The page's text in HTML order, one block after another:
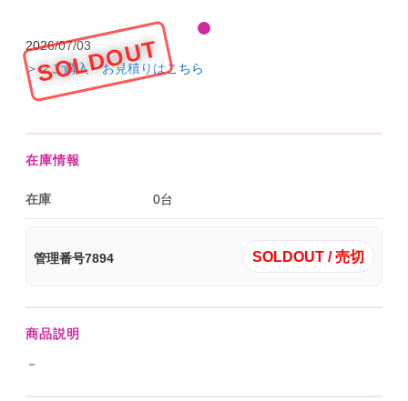
SOLDOUT
2026/07/03
＞＞ご購入・お見積りはこちら
在庫情報
在庫 0台
管理番号7894 SOLDOUT / 売切
商品説明
－